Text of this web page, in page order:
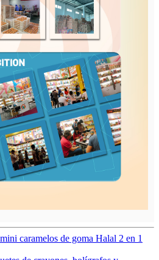
caramelos de goma Halal 2 en 1